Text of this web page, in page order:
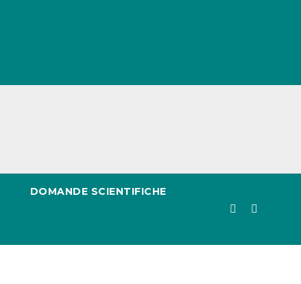
DOMANDE SCIENTIFICHE